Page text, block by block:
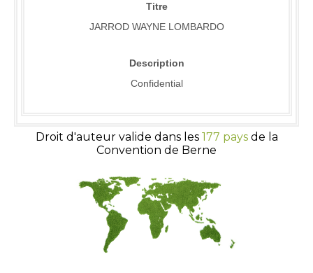
Titre
JARROD WAYNE LOMBARDO
Description
Confidential
Droit d'auteur valide dans les 177 paysde la
Convention de Berne